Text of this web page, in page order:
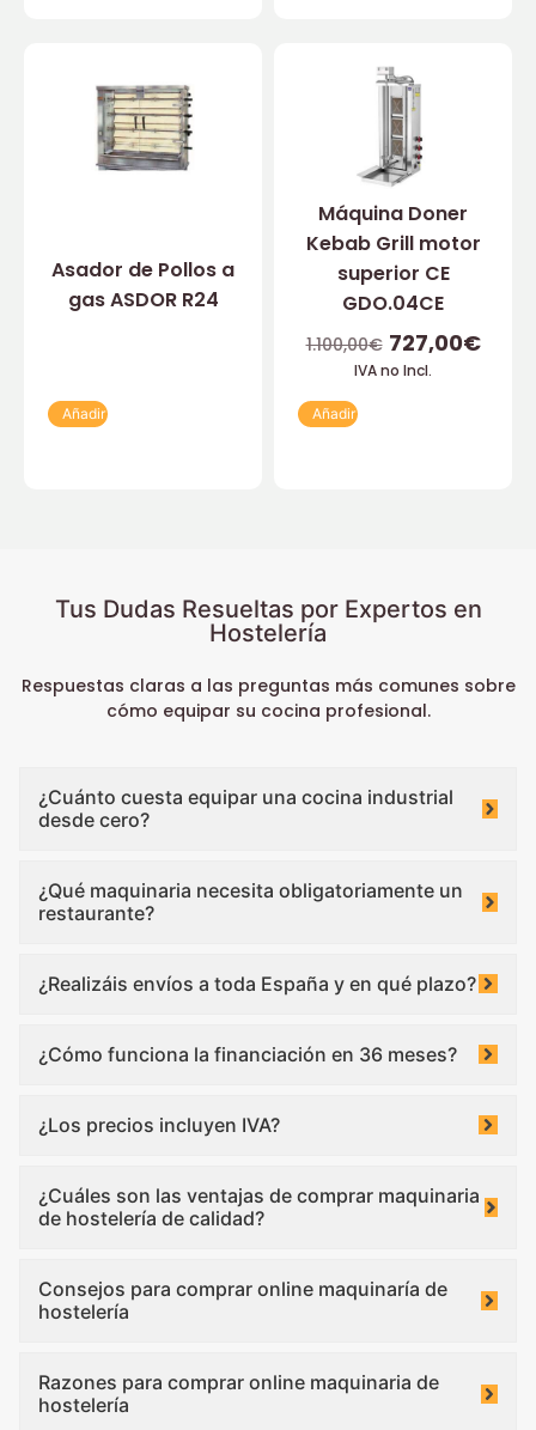
Asador de Pollos a
gas ASDOR R24
Añadir
Máquina Doner
Kebab Grill motor
superior CE
GDO.04CE
1.100,00€ 727,00€
IVA no Incl.
Añadir
Tus Dudas Resueltas por Expertos en
Hostelería
Respuestas claras a las preguntas más comunes sobre
cómo equipar su cocina profesional.
¿Cuánto cuesta equipar una cocina industrial
desde cero?
¿Qué maquinaria necesita obligatoriamente un
restaurante?
¿Realizáis envíos a toda España y en qué plazo?
¿Cómo funciona la financiación en 36 meses?
¿Los precios incluyen IVA?
¿Cuáles son las ventajas de comprar maquinaria
de hostelería de calidad?
Consejos para comprar online maquinaría de
hostelería
Razones para comprar online maquinaria de
hostelería